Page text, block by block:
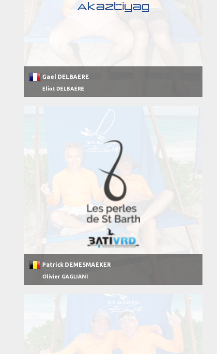
Gael DELBAERE
Eliot DELBAERE
Patrick DEMESMAEKER
Olivier GAGLIANI